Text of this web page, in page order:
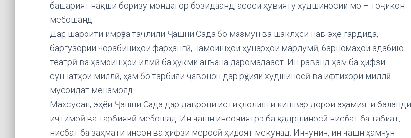
башарият нақши боризу мондагор бозидаанд, асоси ҳувияту худшиносии мо – тоҷикон
мебошанд.
Дар шароити имрӯза таҷлили Ҷашни Сада бо мазмун ва шаклҳои нав эҳё гардида,
баргузории чорабиниҳои фарҳангӣ, намоишҳои ҳунарҳои мардумӣ, барномаҳои адабию
театрӣ ва ҳамоишҳои илмӣ ба ҳукми анъана даромадааст. Ин раванд ҳам ба ҳифзи
суннатҳои миллӣ, ҳам бо тарбияи ҷавонон дар рӯҳияи худшиносӣ ва ифтихори миллӣ
мусоидат менамояд.
Махсусан, эҳёи Ҷашни Сада дар даврони истиқлолияти кишвар дорои аҳамияти баланди
иҷтимоӣ ва тарбиявӣ мебошад. Ин ҷашн инсониятро ба қадршиносӣ нисбат ба табиат,
нисбат ба заҳмати инсон ва ҳифзи меросӣ ҳидоят мекунад. Инчунин, ин ҷашн ҳамчун